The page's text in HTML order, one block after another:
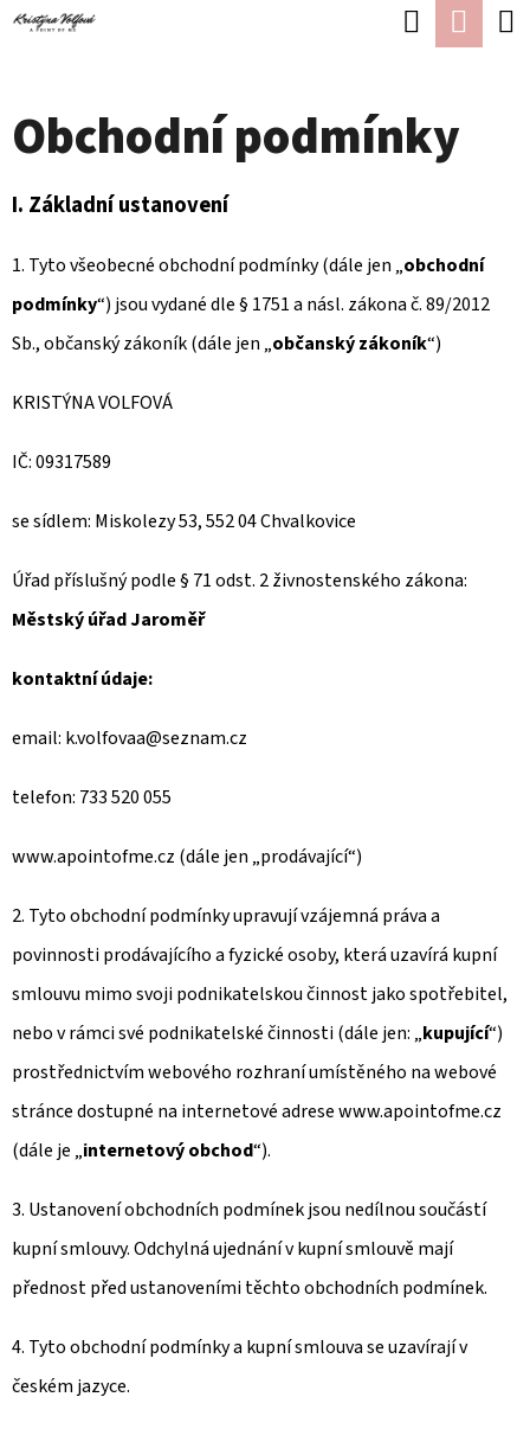
Přejít
Hledat
Obchodní podmínky
I. Základní ustanovení
1. Tyto všeobecné obchodní podmínky (dále jen „obchodní
podmínky“) jsou vydané dle § 1751 a násl. zákona č. 89/2012
Sb., občanský zákoník (dále jen „občanský zákoník“)
KRISTÝNA VOLFOVÁ
IČ: 09317589
se sídlem: Miskolezy 53, 552 04 Chvalkovice
Úřad příslušný podle § 71 odst. 2 živnostenského zákona:
Městský úřad Jaroměř
kontaktní údaje:
email: k.volfovaa@seznam.cz
telefon: 733 520 055
www.apointofme.cz (dále jen „prodávající“)
2. Tyto obchodní podmínky upravují vzájemná práva a
povinnosti prodávajícího a fyzické osoby, která uzavírá kupní
smlouvu mimo svoji podnikatelskou činnost jako spotřebitel,
nebo v rámci své podnikatelské činnosti (dále jen: „kupující“)
prostřednictvím webového rozhraní umístěného na webové
stránce dostupné na internetové adrese www.apointofme.cz
(dále je „internetový obchod“).
3. Ustanovení obchodních podmínek jsou nedílnou součástí
kupní smlouvy. Odchylná ujednání v kupní smlouvě mají
přednost před ustanoveními těchto obchodních podmínek.
4. Tyto obchodní podmínky a kupní smlouva se uzavírají v
českém jazyce.
K
C
O
P
O
T
Ř
E
B
U
E
T
E
N
A
J
T
?
HLEDAT